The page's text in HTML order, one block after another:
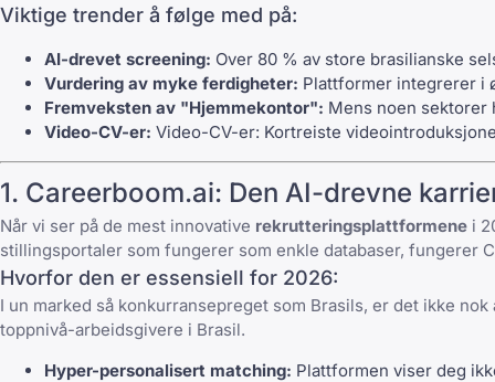
Viktige trender å følge med på:
AI-drevet screening: Over 80 % av store brasilianske
Vurdering av myke ferdigheter: Plattformer integrerer i
Fremveksten av "Hjemmekontor": Mens noen
Video-CV-er: Video-CV-er: Kortreiste
1. Careerboom.ai: Den AI-drevne
Når vi ser på de mest innovative rekrutteringsplattformene i
stillingsportaler som fungerer som enkle databaser, fungerer
Hvorfor den er essensiell for 2026:
I un marked så konkurransepreget som Brasils, er det ikke
toppnivå-arbeidsgivere i Brasil.
Hyper-personalisert matching: Plattformen viser deg